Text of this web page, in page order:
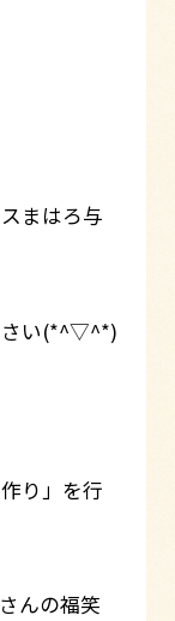
まはろ与
さい(*^▽^*)
り」を行
んの福笑